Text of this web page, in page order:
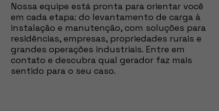
Nossa equipe está pronta para orientar você
em cada etapa: do levantamento de carga à
instalação e manutenção, com soluções para
residências, empresas, propriedades rurais e
grandes operações industriais. Entre em
contato e descubra qual gerador faz mais
sentido para o seu caso.